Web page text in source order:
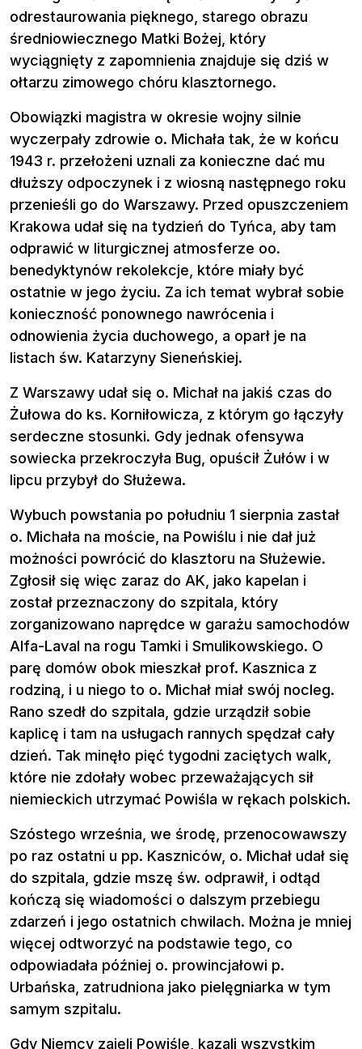
odrestaurowania pięknego, starego obrazu
średniowiecznego Matki Bożej, który
wyciągnięty z zapomnienia znajduje się dziś w
ołtarzu zimowego chóru klasztornego.
Obowiązki magistra w okresie wojny silnie
wyczerpały zdrowie o. Michała tak, że w końcu
1943 r. przełożeni uznali za konieczne dać mu
dłuższy odpoczynek i z wiosną następnego roku
przenieśli go do Warszawy. Przed opuszczeniem
Krakowa udał się na tydzień do Tyńca, aby tam
odprawić w liturgicznej atmosferze oo.
benedyktynów rekolekcje, które miały być
ostatnie w jego życiu. Za ich temat wybrał sobie
konieczność ponownego nawrócenia i
odnowienia życia duchowego, a oparł je na
listach św. Katarzyny Sieneńskiej.
Z Warszawy udał się o. Michał na jakiś czas do
Żułowa do ks. Korniłowicza, z którym go łączyły
serdeczne stosunki. Gdy jednak ofensywa
sowiecka przekroczyła Bug, opuścił Żułów i w
lipcu przybył do Służewa.
Wybuch powstania po południu 1 sierpnia zastał
o. Michała na moście, na Powiślu i nie dał już
możności powrócić do klasztoru na Służewie.
Zgłosił się więc zaraz do AK, jako kapelan i
został przeznaczony do szpitala, który
zorganizowano naprędce w garażu samochodów
Alfa-Laval na rogu Tamki i Smulikowskiego. O
parę domów obok mieszkał prof. Kasznica z
rodziną, i u niego to o. Michał miał swój nocleg.
Rano szedł do szpitala, gdzie urządził sobie
kaplicę i tam na usługach rannych spędzał cały
dzień. Tak minęło pięć tygodni zaciętych walk,
które nie zdołały wobec przeważających sił
niemieckich utrzymać Powiśla w rękach polskich.
Szóstego września, we środę, przenocowawszy
po raz ostatni u pp. Kaszniców, o. Michał udał się
do szpitala, gdzie mszę św. odprawił, i odtąd
kończą się wiadomości o dalszym przebiegu
zdarzeń i jego ostatnich chwilach. Można je mniej
więcej odtworzyć na podstawie tego, co
odpowiadała później o. prowincjałowi p.
Urbańska, zatrudniona jako pielęgniarka w tym
samym szpitalu.
Gdy Niemcy zajęli Powiśle, kazali wszystkim